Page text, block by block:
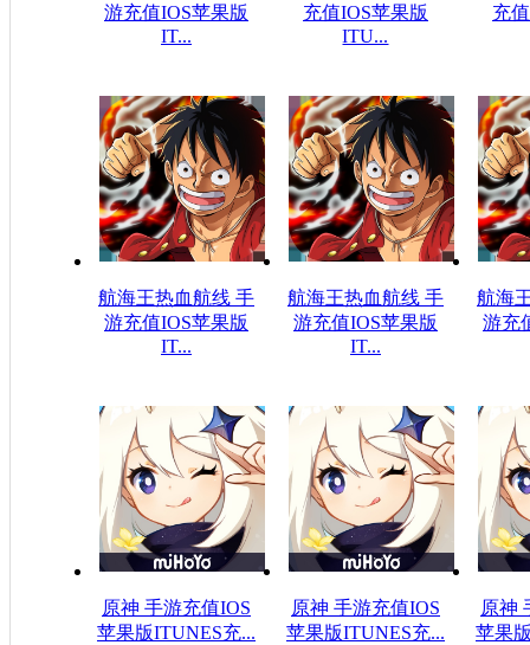
游充值IOS苹果版
IT...
充值IOS苹果版
ITU...
充
航海王热血航线 手
游充值IOS苹果版
IT...
航海王热血航线 手
游充值IOS苹果版
IT...
航海
游充
原神 手游充值IOS
苹果版ITUNES充...
原神 手游充值IOS
苹果版ITUNES充...
原神
苹果